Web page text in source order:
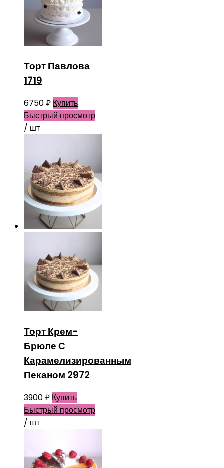
Торт Павлова
1719
6750₽ Купить
Быстрый просмотр
/ шт
Торт Крем-
Брюле С
Карамелизированным
Пеканом 2972
3900₽ Купить
Быстрый просмотр
/ шт